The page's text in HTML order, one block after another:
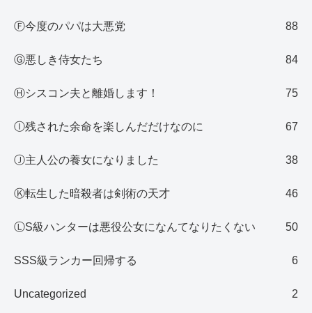
Ⓕ今度のパパは大悪党 88
Ⓖ悪しき侍女たち 84
Ⓗシスコン夫と離婚します！ 75
Ⓘ残された余命を楽しんだだけなのに 67
Ⓙ主人公の養女になりました 38
Ⓚ転生した暗殺者は剣術の天才 46
ⓁS級ハンターは悪役公女になんてなりたくない 50
SSS級ランカー回帰する 6
Uncategorized 2